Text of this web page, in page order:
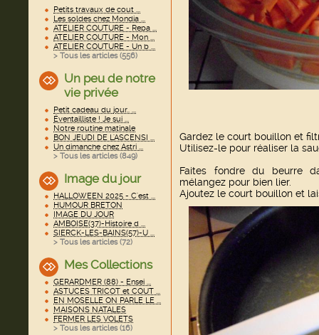
Petits travaux de cout ...
Les soldes chez Mondia ...
ATELIER COUTURE - Repa ...
ATELIER COUTURE - Mon ...
ATELIER COUTURE - Un b ...
> Tous les articles (556)
Un peu de notre
vie privée
Petit cadeau du jour.. ...
Éventailliste ! Je sui ...
Notre routine matinale
BON JEUDI DE L'ASCENSI ...
Un dimanche chez Astri ...
> Tous les articles (849)
Image du jour
HALLOWEEN 2025 - C'est ...
HUMOUR BRETON
IMAGE DU JOUR
AMBOISE(37)-Histoire d ...
SIERCK-LES-BAINS(57)-U ...
> Tous les articles (72)
Mes Collections
GERARDMER (88) - Ensei ...
ASTUCES TRICOT et COUT ...
EN MOSELLE ON PARLE LE ...
MAISONS NATALES
FERMER LES VOLETS
> Tous les articles (16)
Gardez le court bouillon et
Utilisez-le pour réaliser la
Faites fondre du beurre
mélangez pour bien lier.
Ajoutez le court bouillon et